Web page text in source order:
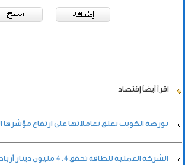
اقرأ أيضاً إقتصاد
بورصة الكويت تغلق تعاملاتها على ارتفاع مؤشرها العام
الشركة العملية للطاقة تحقق